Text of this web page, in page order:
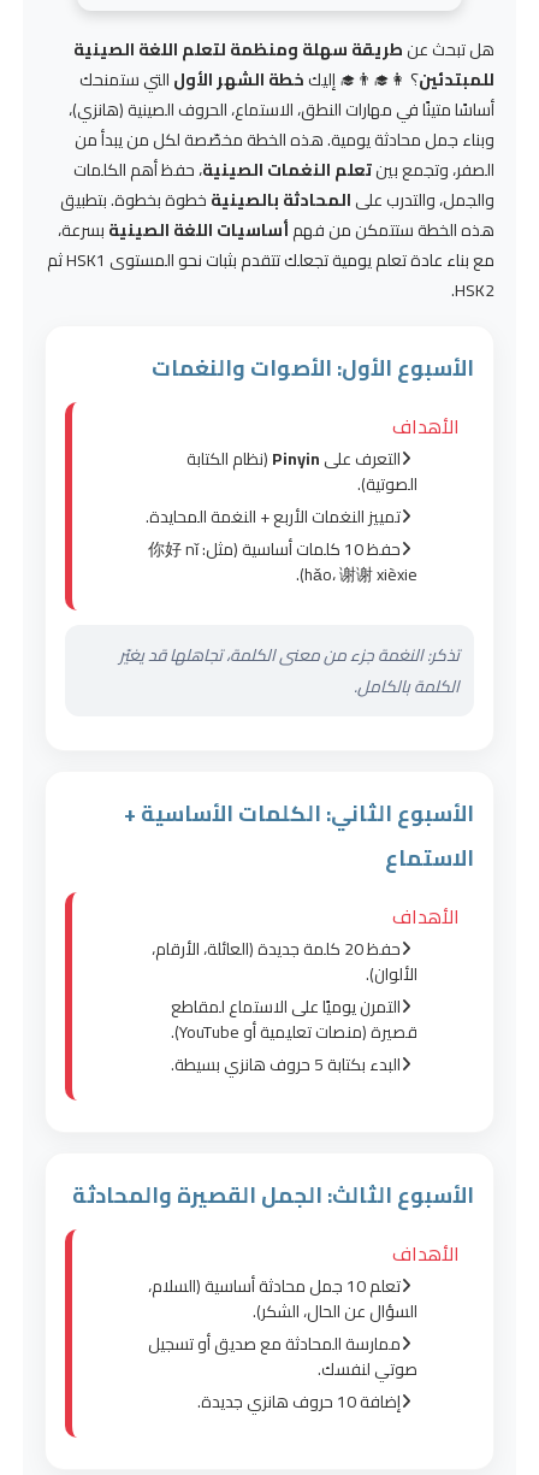
هل تبحث عنطريقة سهلة ومنظمة لتعلم اللغة الصينية
للمبتدئين؟ 👩‍🎓👨‍🎓 إليكخطة الشهر الأولالتي ستمنحك
أساسًا متينًا في مهارات النطق، الاستماع، الحروف الصينية (هانزي)،
وبناء جمل محادثة يومية. هذه الخطة مخصّصة لكل من يبدأ من
الصفر، وتجمع بينتعلم النغمات الصينية، حفظ أهم الكلمات
والجمل، والتدرب علىالمحادثة بالصينيةخطوة بخطوة. بتطبيق
هذه الخطة ستتمكن من فهمأساسيات اللغة الصينيةبسرعة،
مع بناء عادة تعلم يومية تجعلك تتقدم بثبات نحو المستوى HSK1 ثم
HSK2.
الأسبوع الأول: الأصوات والنغمات
الأهداف
التعرف علىPinyin(نظام الكتابة
الصوتية).
تمييز النغمات الأربع + النغمة المحايدة.
حفظ 10 كلمات أساسية (مثل: 你好 nǐ
hǎo، 谢谢 xièxie).
تذكر: النغمة جزء من معنى الكلمة، تجاهلها قد يغيّر
الكلمة بالكامل.
الأسبوع الثاني: الكلمات الأساسية +
الاستماع
الأهداف
حفظ 20 كلمة جديدة (العائلة، الأرقام،
الألوان).
التمرن يوميًا على الاستماع لمقاطع
قصيرة (منصات تعليمية أو YouTube).
البدء بكتابة 5 حروف هانزي بسيطة.
الأسبوع الثالث: الجمل القصيرة والمحادثة
الأهداف
تعلم 10 جمل محادثة أساسية (السلام،
السؤال عن الحال، الشكر).
ممارسة المحادثة مع صديق أو تسجيل
صوتي لنفسك.
إضافة 10 حروف هانزي جديدة.